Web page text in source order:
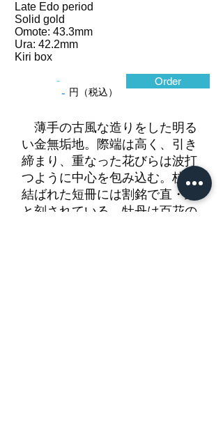
Late Edo period
Solid gold
Omote: 43.3mm
Ura: 42.2mm
Kiri box
-
- 円（税込）
Order
薄手の古風な造りをした明る
い金無垢地。際端は高く、引き
締まり、重なった花びらは波打
つように中心を包み込む。枝に
結ばれた短冊には割銘で直・政
と刻されている。牡丹は百花の